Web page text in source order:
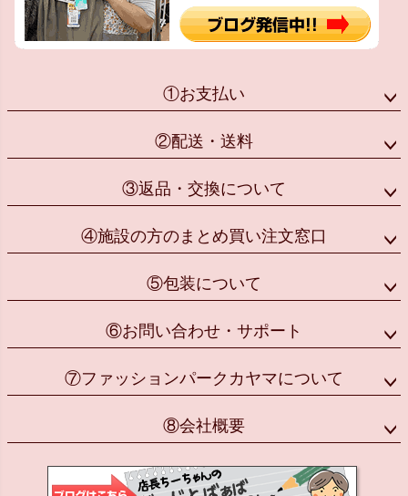
①お支払い
②配送・送料
③返品・交換について
④施設の方のまとめ買い注文窓口
⑤包装について
⑥お問い合わせ・サポート
⑦ファッションパークカヤマについて
⑧会社概要